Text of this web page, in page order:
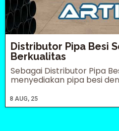
Distributor Pipa Besi
Berkualitas
8 AUG, 25
Sebagai Distributor Pipa
menyediakan pipa besi